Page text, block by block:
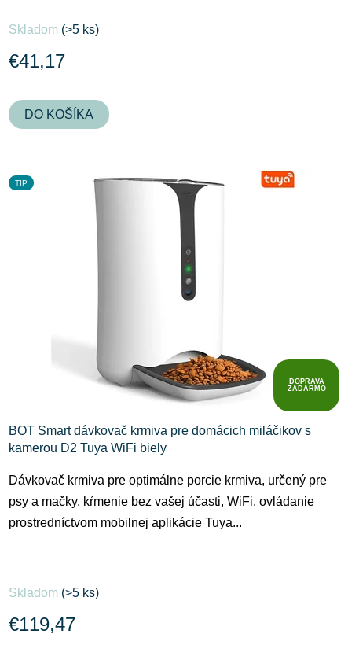
Skladom (>5 ks)
€41,17
DO KOŠÍKA
TIP
DOPRAVA
ZADARMO
BOT Smart dávkovač krmiva pre domácich miláčikov s
kamerou D2 Tuya WiFi biely
Dávkovač krmiva pre optimálne porcie krmiva, určený pre
psy a mačky, kŕmenie bez vašej účasti, WiFi, ovládanie
prostredníctvom mobilnej aplikácie Tuya...
Skladom (>5 ks)
€119,47